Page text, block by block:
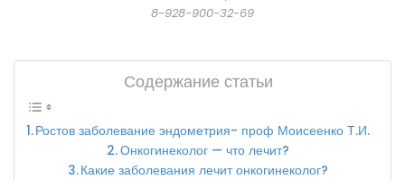
8-928-900-32-69
Содержание статьи
Ростов заболевание эндометрия- проф Моисеенко Т.И.
Онкогинеколог — что лечит?
Какие заболевания лечит онкогинеколог?